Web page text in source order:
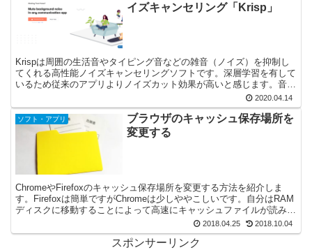
イズキャンセリング「Krisp」
Krispは周囲の生活音やタイピング音などの雑音（ノイズ）を抑制し
てくれる高性能ノイズキャンセリングソフトです。深層学習を有して
いるため従来のアプリよりノイズカット効果が高いと感じます。音声
通話・ビデオ通話・動画撮影などマイクのノイズを抑制したい場合に
おすすめです。
2020.04.14
ソフト・アプリ
ブラウザのキャッシュ保存場所を
変更する
ChromeやFirefoxのキャッシュ保存場所を変更する方法を紹介しま
す。Firefoxは簡単ですがChromeは少しややこしいです。自分はRAM
ディスクに移動することによって高速にキャッシュファイルが読み込
2018.04.25 2018.10.04
スポンサーリンク